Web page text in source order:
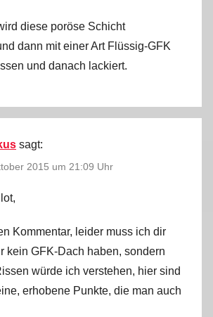
diese poröse Schicht
dann mit einer Art Flüssig-GFK
und danach lackiert.
sagt:
2015 um 21:09 Uhr
Kommentar, leider muss ich dir
kein GFK-Dach haben, sondern
würde ich verstehen, hier sind
erhobene Punkte, die man auch